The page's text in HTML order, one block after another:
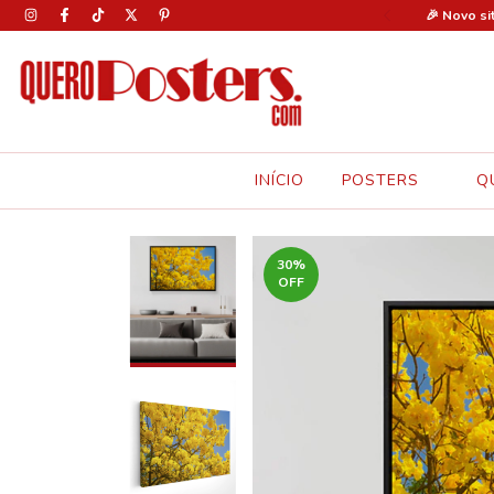
em todos os pôsteres com o cupom: FERIAS30 🚨 🎉 Novo
INÍCIO POSTERS
30%
OFF